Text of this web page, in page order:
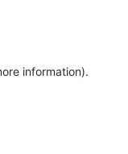
information).